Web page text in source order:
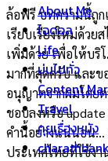
About Me
ไอดอล
Life
บ่นไปทั่ว
Content
Travel
คุยเรื่องหนัง
ล้อฟรี บทความนี้ถูก
เรียบเรียงใหม่ด้วย
เพิ่มด้วย เพื่อให้บริ
มากที่สุดครับ และข
อนุญาตจากผมโดย
ชอบลงหรือ update
คำนี้อย่างแน่นอน…
ประเทศไทยที่ใช้งา